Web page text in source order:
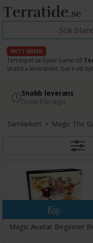
NYTT NAMN
Terraspel.se byter namn till
snabba leveranser, bara ett
4.8
Läs omdömen på Google
Snabb leverans
Direkt från lager
Samlarkort> Magic The
Köp
Magic Avatar Beginner